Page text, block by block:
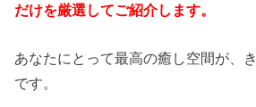
だけを厳選してご紹介します。
あなたにとって最高の癒し空間が、
です。